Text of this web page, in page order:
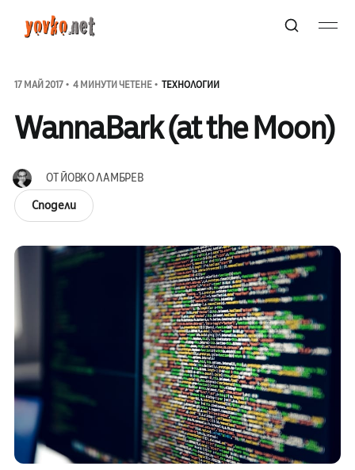
17 МАЙ 2017 4 МИНУТИ ЧЕТЕНЕ ТЕХНОЛОГИИ
WannaBark (at the Moon)
ОТЙОВКО ЛАМБРЕВ
Сподели